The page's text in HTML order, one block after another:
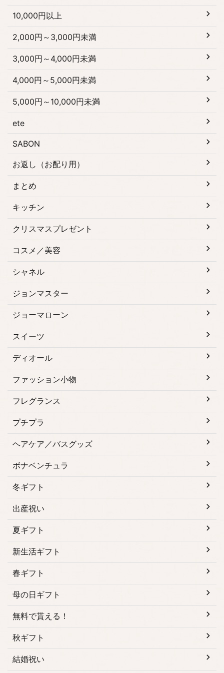
10,000円以上
2,000円～3,000円未満
3,000円～4,000円未満
4,000円～5,000円未満
5,000円～10,000円未満
ete
SABON
お返し（お配り用）
まとめ
キッチン
クリスマスプレゼント
コスメ／美容
シャネル
ジョンマスター
ジョーマローン
スイーツ
ディオール
ファッション小物
フレグランス
プチプラ
ヘアケア／バスグッズ
ボナベンチュラ
冬ギフト
出産祝い
夏ギフト
新生活ギフト
春ギフト
母の日ギフト
無料で貰える！
秋ギフト
結婚祝い